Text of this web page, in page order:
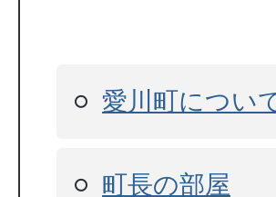
愛川町につい
町長の部屋